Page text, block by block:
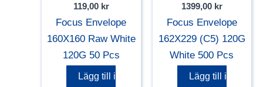
119,00 kr
Focus Envelope
160X160 Raw White
120G 50 Pcs
Lägg till i
1399,00 kr
Focus Envelope
162X229 (C5) 120G
White 500 Pcs
Lägg till i